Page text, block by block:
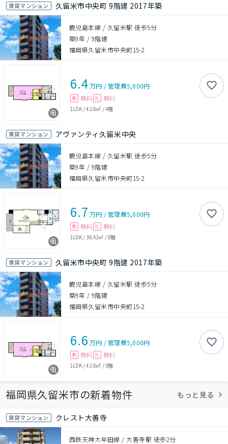
賃貸マンション 久留米市中央町 9階建 2017年築
鹿児島本線 / 久留米駅 徒歩5分
築9年 / 9階建
福岡県久留米市中央町15-2
6.4万円 /管理費5,000円
敷 無料 礼 無料
1LDK/42.8㎡ /4階
賃貸マンション アヴァンティ久留米中央
鹿児島本線 / 久留米駅 徒歩5分
築9年 / 9階建
福岡県久留米市中央町15-2
6.7 万円 /管理費5,000円
敷 無料 礼 無料
1LDK/38.42㎡ /8階
賃貸マンション 久留米市中央町 9階建 2017年築
鹿児島本線 / 久留米駅 徒歩5分
築9年 / 9階建
福岡県久留米市中央町15-2
6.6 万円 /管理費5,000円
敷 無料 礼 無料
1LDK/42.8㎡ /9階
福岡県久留米市の新着物件 もっと見る
賃貸マンション クレスト大善寺
西鉄天神大牟田線 / 大善寺駅 徒歩2分